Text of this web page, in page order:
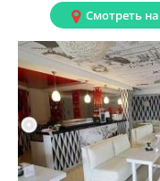
Смотреть